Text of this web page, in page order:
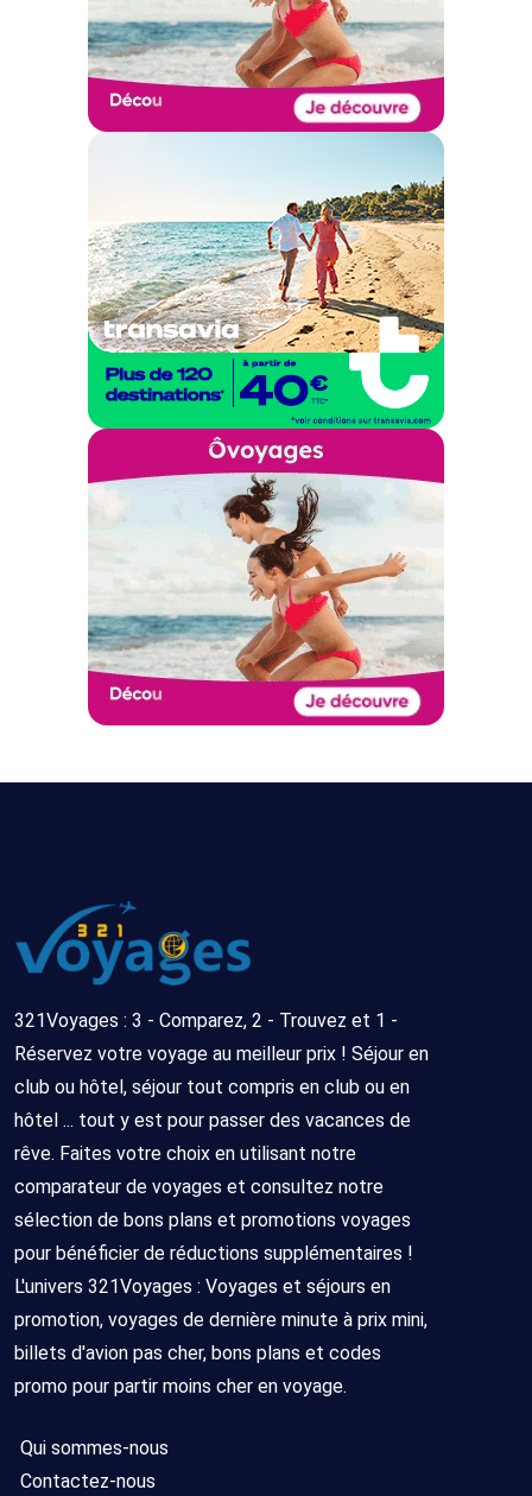
321Voyages : 3 - Comparez, 2 - Trouvez et 1 -
Réservez votre voyage au meilleur prix ! Séjour en
club ou hôtel, séjour tout compris en club ou en
hôtel ... tout y est pour passer des vacances de
rêve. Faites votre choix en utilisant notre
comparateur de voyages et consultez notre
sélection de bons plans et promotions voyages
pour bénéficier de réductions supplémentaires !
L'univers 321Voyages : Voyages et séjours en
promotion, voyages de dernière minute à prix mini,
billets d'avion pas cher, bons plans et codes
promo pour partir moins cher en voyage.
Qui sommes-nous
Contactez-nous